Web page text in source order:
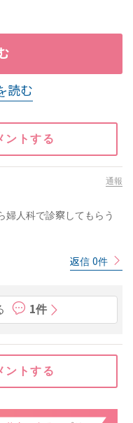
読む
ントする
通報
婦人科で診察してもらう
返信 0件
1件
ントする